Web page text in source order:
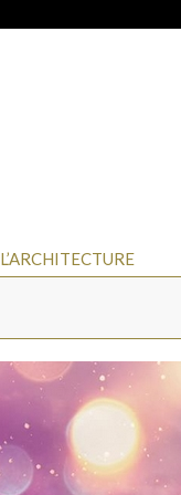
L’ARCHITECTURE